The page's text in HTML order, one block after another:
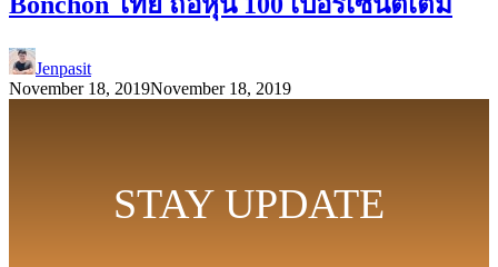
Jenpasit
November 18, 2019November 18, 2019
STAY UPDATE